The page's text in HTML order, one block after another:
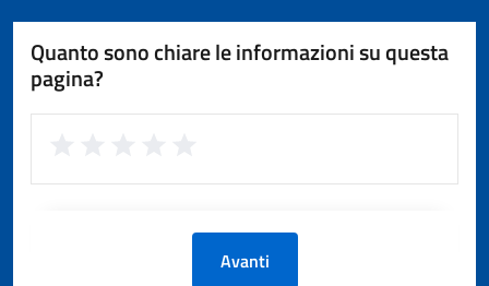
Quanto sono chiare le informazioni su questa
pagina?
Avanti